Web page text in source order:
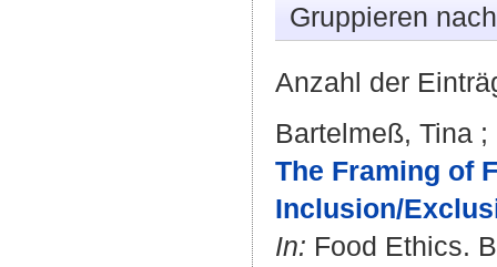
Gruppieren
Anzahl der
Bartelmeß, Tina ;
The Framing of
Inclusion/
In: Food Ethics.